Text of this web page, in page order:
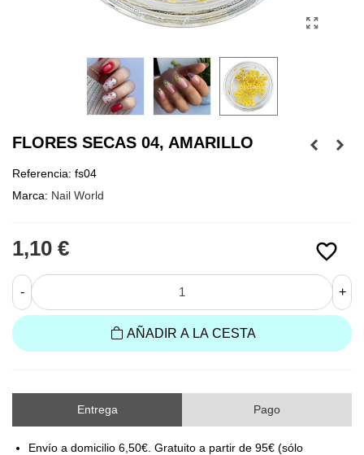
FLORES SECAS 04, AMARILLO
Referencia: fs04
Marca: Nail World
favorite_border
1,10 €
- +
AÑADIR A LA CESTA
Entrega Pago
Envío a domicilio 6,50€. Gratuito a partir de 95€ (sólo